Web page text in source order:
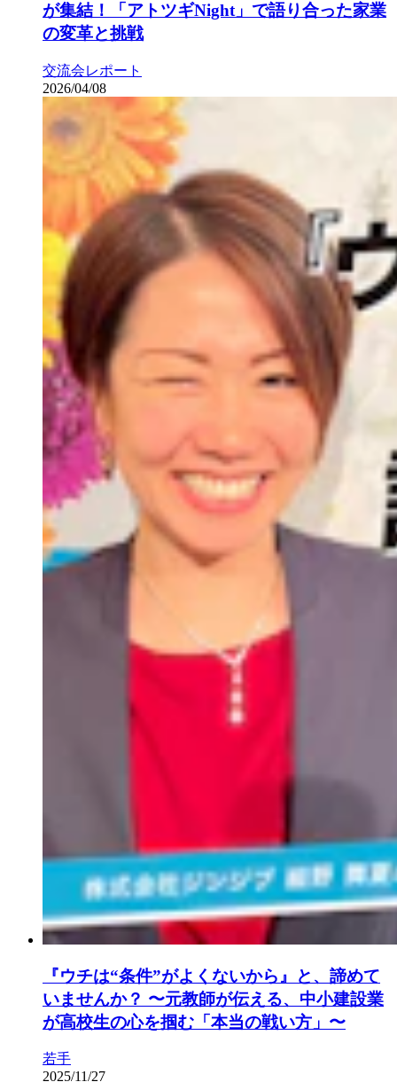
が集結！「アトツギNight」で語り合った家業
の変革と挑戦
交流会レポート
2026/04/08
『ウチは“条件”がよくないから』と、諦めて
いませんか？ 〜元教師が伝える、中小建設業
が高校生の心を掴む「本当の戦い方」〜
若手
2025/11/27